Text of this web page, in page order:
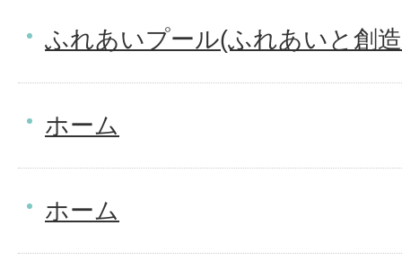
ふれあいプール(ふれあいと創
ホーム
ホーム